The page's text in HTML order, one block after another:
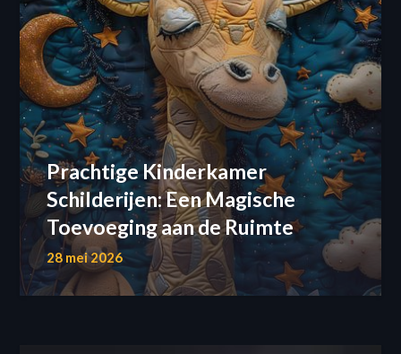
Prachtige Kinderkamer
Schilderijen: Een Magische
Toevoeging aan de Ruimte
28 mei 2026